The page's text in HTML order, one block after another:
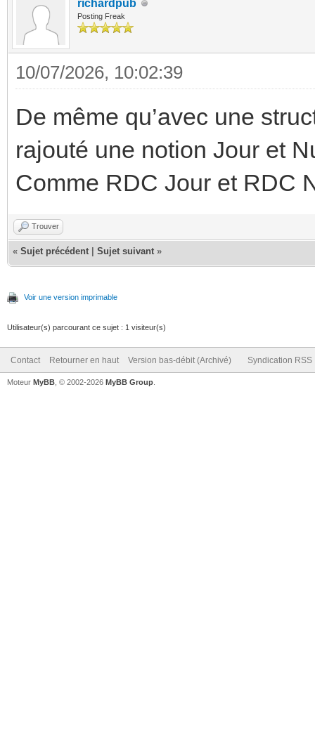
richardpub
Posting Freak
10/07/2026, 10:02:39
De même qu’avec une
rajouté une notion Jour et
Comme RDC Jour et RDC
Trouver
« Sujet précédent Sujet suivant »
Voir une version imprimable
Utilisateur(s) parcourant ce sujet : 1 visiteur(s)
Contact Retourner en haut Version bas-débit (Archivé) Syndication RSS
Moteur MyBB , © 2002-2026 MyBB Group